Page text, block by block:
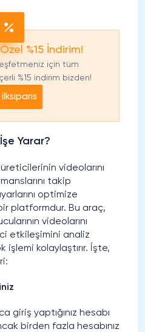
%15 İndirim!
için tüm
%15 indirim bizden!
ilksiparis
Yarar?
videolarını
takip
optimize
platformdur. Bu araç,
videolarını
etkileşimini analiz
kolaylaştırır. İşte,
giriş yaptığınız hesabı
birden fazla hesabınız